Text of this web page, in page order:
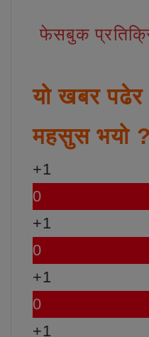
फेसबुक
यो खबर पढेर
महसुस भयो ?
+1
0
+1
0
+1
0
+1